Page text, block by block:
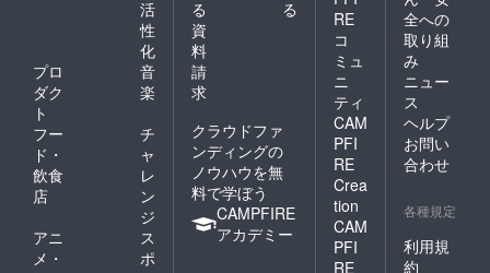
活
性
化
プロ
ダク
ト
音
楽
フー
ド・
飲食
店
チ
ャ
レ
ン
ジ
アニ
メ・
ス
ポ
る
る
資
料
請
求
クラウドファ
ンディングの
ノウハウを無
料で学ぼう
CAMPFIRE
アカデミー
RE
コ
ミュ
ニ
ティ
CAM
PFI
RE
Crea
tion
CAM
PFI
RE
全への
取り組
み
ニュー
ス
ヘルプ
お問い
合わせ
各種規定
利用規
約